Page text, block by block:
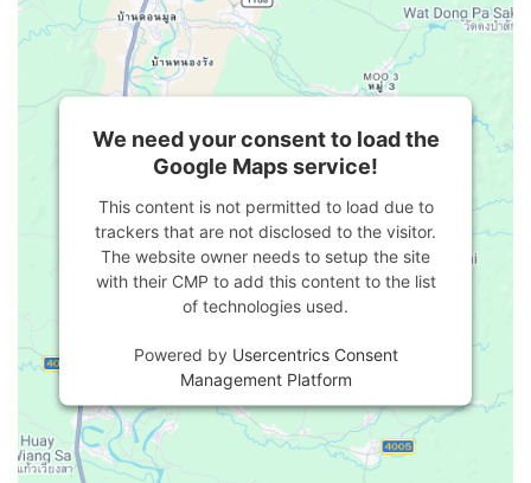
We need your consent to load the
Google Maps service!
This content is not permitted to load due to
trackers that are not disclosed to the visitor.
The website owner needs to setup the site
with their CMP to add this content to the list
of technologies used.
Powered by Usercentrics Consent
Management Platform